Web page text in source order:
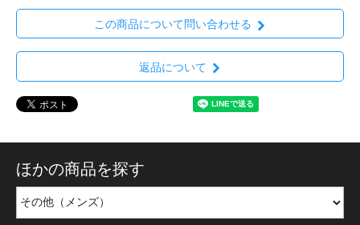
この商品について問い合わせる
返品について
ほかの商品を探す